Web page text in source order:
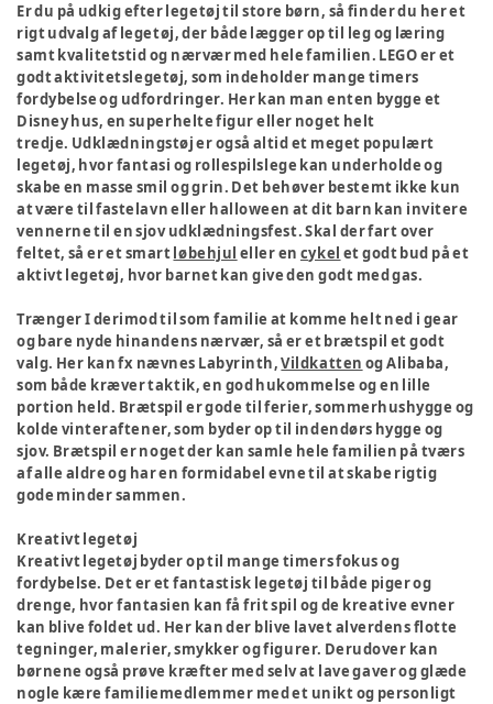
Er du på udkig efter legetøj til store børn, så finder du her et
rigt udvalg af legetøj, der både lægger op til leg og læring
samt kvalitetstid og nærvær med hele familien. LEGO er et
godt aktivitetslegetøj, som indeholder mange timers
fordybelse og udfordringer. Her kan man enten bygge et
Disney hus, en superhelte figur eller noget helt
tredje. Udklædningstøj er også altid et meget populært
legetøj, hvor fantasi og rollespilslege kan underholde og
skabe en masse smil og grin. Det behøver bestemt ikke kun
at være til fastelavn eller halloween at dit barn kan invitere
vennerne til en sjov udklædningsfest. Skal der fart over
feltet, så er et smartløbehjul eller en cykel et godt bud på et
aktivt legetøj, hvor barnet kan give den godt med gas.
Trænger I derimod til som familie at komme helt ned i gear
og bare nyde hinandens nærvær, så er et brætspil et godt
valg. Her kan fx nævnes Labyrinth,Vildkatten og Alibaba,
som både kræver taktik, en god hukommelse og en lille
portion held. Brætspil er gode til ferier, sommerhushygge og
kolde vinteraftener, som byder op til indendørs hygge og
sjov. Brætspil er noget der kan samle hele familien på tværs
af alle aldre og har en formidabel evne til at skabe rigtig
gode minder sammen.
Kreativt legetøj
Kreativt legetøj byder op til mange timers fokus og
fordybelse. Det er et fantastisk legetøj til både piger og
drenge, hvor fantasien kan få frit spil og de kreative evner
kan blive foldet ud. Her kan der blive lavet alverdens flotte
tegninger, malerier, smykker og figurer. Derudover kan
børnene også prøve kræfter med selv at lave gaver og glæde
nogle kære familiemedlemmer med et unikt og personligt